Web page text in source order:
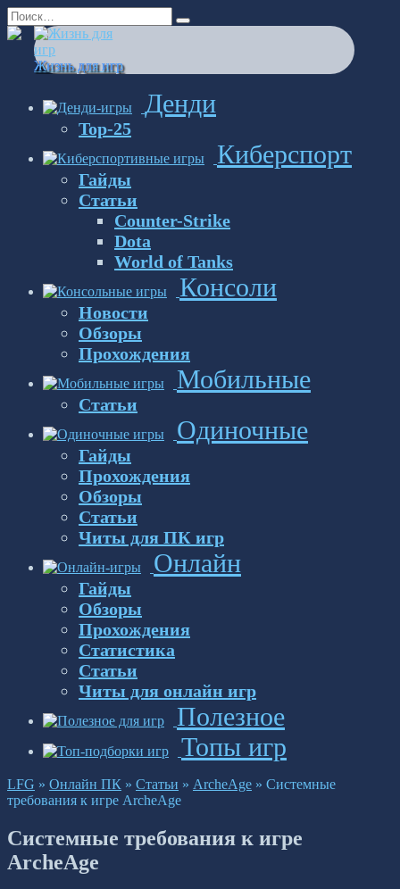
Перейти
к
содержанию
Search
for:
Жизнь для игр
Денди
Top-25
Киберспорт
Гайды
Статьи
Counter-Strike
Dota
World of Tanks
Консоли
Новости
Обзоры
Прохождения
Мобильные
Статьи
Одиночные
Гайды
Прохождения
Обзоры
Статьи
Читы для ПК игр
Онлайн
Гайды
Обзоры
Прохождения
Статистика
Статьи
Читы для онлайн игр
Полезное
Топы игр
LFG » Онлайн ПК » Статьи » ArcheAge » Системные
требования к игре ArcheAge
Системные требования к игре
ArcheAge